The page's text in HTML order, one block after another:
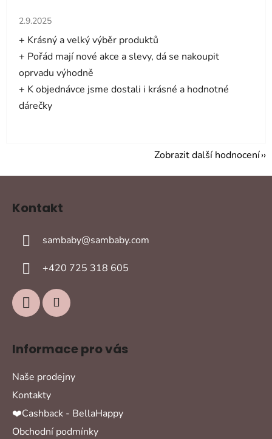
Hodnocení obchodu je 5 z 5 hvězdiček.
2.9.2025
+ Krásný a velký výběr produktů
+ Pořád mají nové akce a slevy, dá se nakoupit
oprvadu výhodně
+ K objednávce jsme dostali i krásné a hodnotné
dárečky
Zobrazit další hodnocení
Z
Kontakt
sambaby@sambaby.com
+420 725 318 605
Informace pro vás
Naše prodejny
Kontakty
❤️Cashback - BellaHappy
Obchodní podmínky